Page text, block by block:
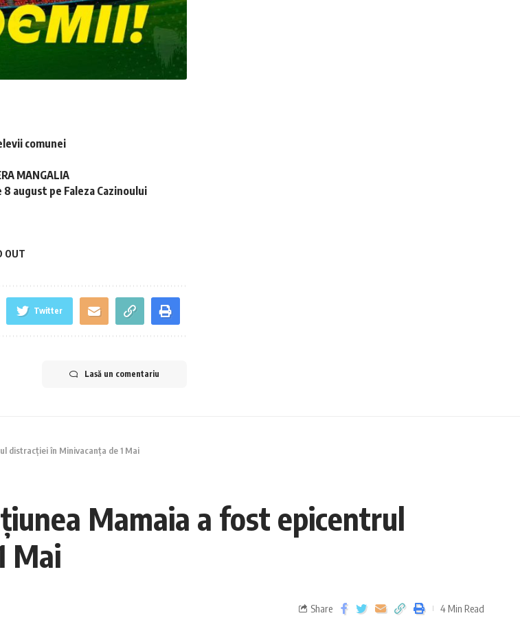
comunei
MANGALIA
august pe Faleza Cazinoului
OUT
Twitter
Lasă un comentariu
distracției în Minivacanța de 1 Mai
Mamaia a fost epicentrul
Mai
Share 4 Min Read